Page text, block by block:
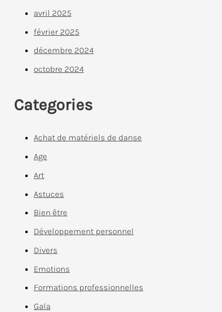
avril 2025
février 2025
décembre 2024
octobre 2024
Categories
Achat de matériels de danse
Age
Art
Astuces
Bien être
Développement personnel
Divers
Emotions
Formations professionnelles
Gala